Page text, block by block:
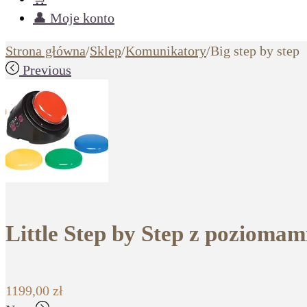
👤 Moje konto
Strona główna/Sklep/Komunikatory/Big step by step
Previous
Little Step by Step z
1199,00 zł